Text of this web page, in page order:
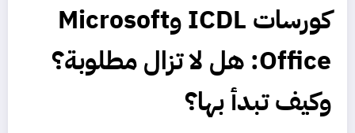
كورسات ICDL وMicrosoft
Office: هل لا تزال مطلوبة؟
وكيف تبدأ بها؟